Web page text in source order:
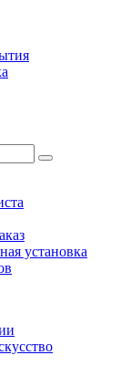
установка